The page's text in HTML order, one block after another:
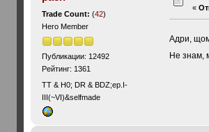
Trade Count: (42)
Hero Member
Публикации: 12492
Рейтинг: 1361
ТТ & Н0; DR & BDZ;ep.I-
III(~VI)&selfmade
«
Адри,
Не знам,